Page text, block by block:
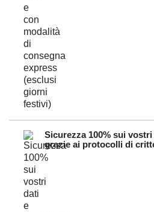
Sicurezza 100% sui
grazie ai protocolli di